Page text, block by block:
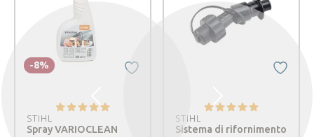
STIHL
Spray VARIOCLEAN
-8%
STIHL
Sistema di rifornimento
Precedente Successivo